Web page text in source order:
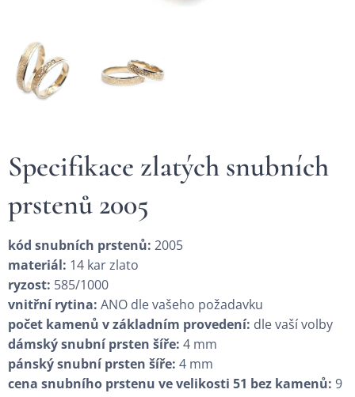
Specifikace zlatých snubních
prstenů 2005
kód snubních prstenů: 2005
materiál: 14 kar zlato
ryzost: 585/1000
vnitřní rytina: ANO dle vašeho požadavku
počet kamenů v základním provedení: dle vaší volby
dámský snubní prsten šíře: 4 mm
pánský snubní prsten šíře: 4 mm
cena snubního prstenu ve velikosti 51 bez kamenů: 9